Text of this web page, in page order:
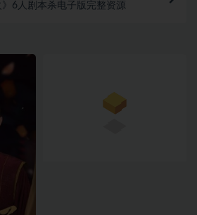
6人剧本杀电子版完整资源